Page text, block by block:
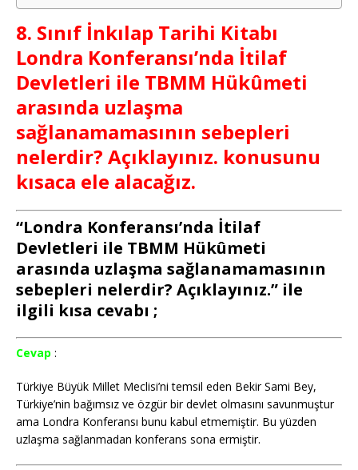
8. Sınıf İnkılap Tarihi Kitabı
Londra Konferansı’nda İtilaf
Devletleri ile TBMM Hükûmeti
arasında uzlaşma
sağlanamamasının sebepleri
nelerdir? Açıklayınız. konusunu
kısaca ele alacağız.
“Londra Konferansı’nda İtilaf
Devletleri ile TBMM Hükûmeti
arasında uzlaşma sağlanamamasının
sebepleri nelerdir? Açıklayınız.” ile
ilgili kısa cevabı ;
Cevap :
Türkiye Büyük Millet Meclisi’ni temsil eden Bekir Sami Bey,
Türkiye’nin bağımsız ve özgür bir devlet olmasını savunmuştur
ama Londra Konferansı bunu kabul etmemiştir. Bu yüzden
uzlaşma sağlanmadan konferans sona ermiştir.